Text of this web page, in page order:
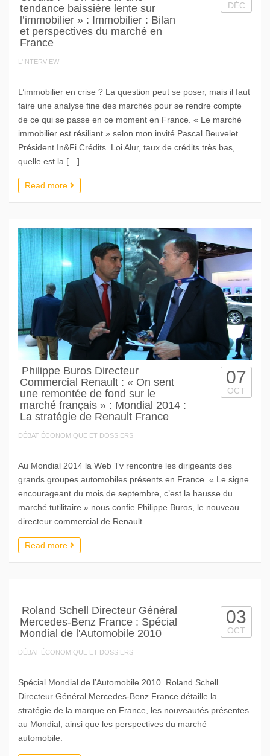
tendance baissière lente sur
l’immobilier » : Immobilier : Bilan
et perspectives du marché en
France
L'INTERVIEW
DÉC
L’immobilier en crise ? La question peut se poser, mais il faut
faire une analyse fine des marchés pour se rendre compte
de ce qui se passe en ce moment en France. « Le marché
immobilier est résiliant » selon mon invité Pascal Beuvelet
Président In&Fi Crédits. Loi Alur, taux de crédits très bas,
quelle est la […]
Read more
Philippe Buros Directeur
Commercial Renault : « On sent
une remontée de fond sur le
marché français » : Mondial 2014 :
La stratégie de Renault France
DÉBAT ÉCONOMIQUE ET DOSSIERS
07
OCT
Au Mondial 2014 la Web Tv rencontre les dirigeants des
grands groupes automobiles présents en France. « Le signe
encourageant du mois de septembre, c’est la hausse du
marché tutilitaire » nous confie Philippe Buros, le nouveau
directeur commercial de Renault.
Read more
Roland Schell Directeur Général
Mercedes-Benz France : Spécial
Mondial de l'Automobile 2010
DÉBAT ÉCONOMIQUE ET DOSSIERS
03
OCT
Spécial Mondial de l’Automobile 2010. Roland Schell
Directeur Général Mercedes-Benz France détaille la
stratégie de la marque en France, les nouveautés présentes
au Mondial, ainsi que les perspectives du marché
automobile.